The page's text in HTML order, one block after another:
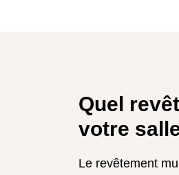
Quel
votre
Le revêtement